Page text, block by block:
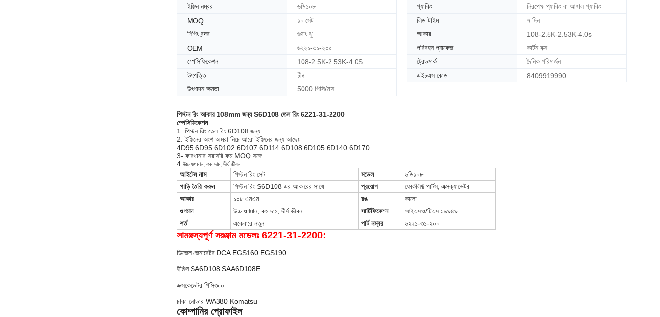
ইঞ্জিন নম্বর
৬ডি১০৮ প্যাকিং
নিরপেক্ষ প্যাকিং বা আখাল প্যাকিং
MOQ
১০ সেট লিড টাইম
৭ দিন
শিপিং বন্দর
গুয়াং ঝু আকার
108-2.5K-2.53K-4.0s
OEM
৬২২১-৩১-২০০ পরিবহন প্যাকেজ
কার্টন বক্স
স্পেসিফিকেশন
108-2.5K-2.53K-4.0S ট্রেডমার্ক
দৈনিক পরিমার্জন
উৎপত্তি
চীন এইচএস কোড
8409919990
উৎপাদন ক্ষমতা
5000 পিসি/মাস
পিস্টন রিং আকার 108mm জন্য S6D108 তেল রিং 6221-31-2200
স্পেসিফিকেশন
1. পিস্টন রিং তেল রিং 6D108 জন্য.
2. ইঞ্জিনের অংশ আমরা নিচে আরো ইঞ্জিনের জন্য আছেঃ
4D95 6D95 6D102 6D107 6D114 6D108 6D105 6D140 6D170
3- কারখানার সরাসরি কম MOQ সঙ্গে.
4. উচ্চ গুণমান, কম দাম, দীর্ঘ জীবন
আইটেম নাম পিস্টন রিং সেট মডেল
৬ডি১০৮
গাড়ি তৈরি করুন
পিস্টন রিং S6D108 এর আকারের সাথে প্রয়োগ
ফোর্কলিফ্ট পার্টস, এক্সক্যাভেটর
আকার
১০৮ এমএম রঙ
কালো
গুণমান
উচ্চ গুণমান, কম দাম, দীর্ঘ জীবন সার্টিফিকেশন
আইএসও/টিএস ১৬৯৪৯
শর্ত
একেবারে নতুন পার্ট নম্বর ৬২২১-৩১-২০০
সামঞ্জস্যপূর্ণ সরঞ্জাম মডেলঃ 6221-31-2200:
ডিজেল জেনারেটর DCA EGS160 EGS190
ইঞ্জিন SA6D108 SAA6D108E
এক্সকেভেটর পিসি৩০০
চাকা লোডার WA380 Komatsu
কোম্পানির প্রোফাইল